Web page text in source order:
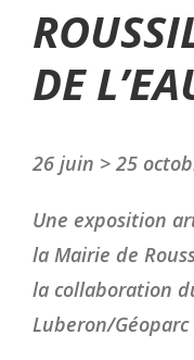
DE
26 juin > 25
Une exposition
la Mairie de
la collaboration
Luberon/Géoparc